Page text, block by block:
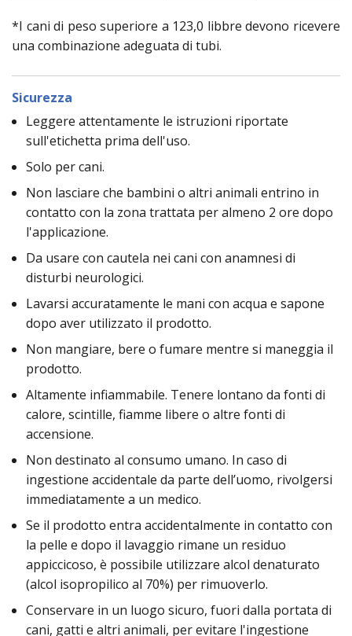
*I cani di peso superiore a 123,0 libbre devono ricevere
una combinazione adeguata di tubi.
Sicurezza
Leggere attentamente le istruzioni riportate
sull'etichetta prima dell'uso.
Solo per cani.
Non lasciare che bambini o altri animali entrino in
contatto con la zona trattata per almeno 2 ore dopo
l'applicazione.
Da usare con cautela nei cani con anamnesi di
disturbi neurologici.
Lavarsi accuratamente le mani con acqua e sapone
dopo aver utilizzato il prodotto.
Non mangiare, bere o fumare mentre si maneggia il
prodotto.
Altamente infiammabile. Tenere lontano da fonti di
calore, scintille, fiamme libere o altre fonti di
accensione.
Non destinato al consumo umano. In caso di
ingestione accidentale da parte dell’uomo, rivolgersi
immediatamente a un medico.
Se il prodotto entra accidentalmente in contatto con
la pelle e dopo il lavaggio rimane un residuo
appiccicoso, è possibile utilizzare alcol denaturato
(alcol isopropilico al 70%) per rimuoverlo.
Conservare in un luogo sicuro, fuori dalla portata di
cani, gatti e altri animali, per evitare l'ingestione